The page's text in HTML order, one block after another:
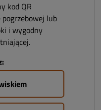
kod QR
lub
i wygodny